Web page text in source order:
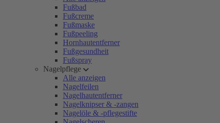
Fußbad
Fußcreme
Fußmaske
Fußpeeling
Hornhautentferner
Fußgesundheit
Fußspray
Nagelpflege
Alle anzeigen
Nagelfeilen
Nagelhautentferner
Nagelknipser & -zangen
Nagelöle & -pflegestifte